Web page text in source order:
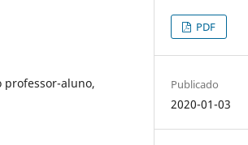
professor-aluno,
PDF
Publicado
2020-01-03